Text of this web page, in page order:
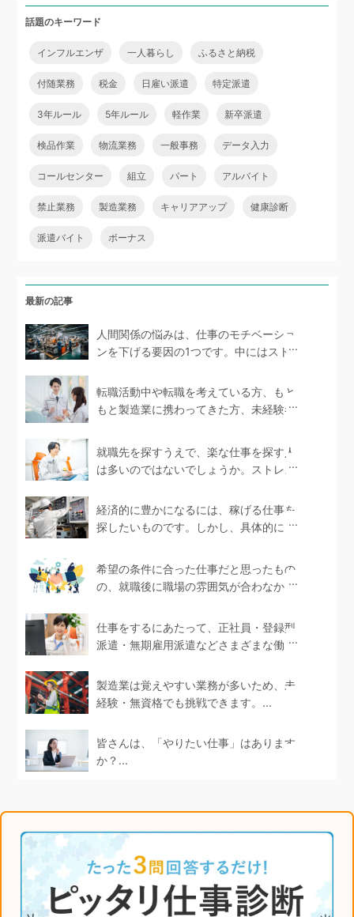
話題のキーワード
インフルエンザ 一人暮らし ふるさと納税
付随業務 税金 日雇い派遣 特定派遣
3年ルール 5年ルール 軽作業 新卒派遣
検品作業 物流業務 一般事務 データ入力
コールセンター 組立 パート アルバイト
禁止業務 製造業務 キャリアアップ 健康診断
派遣バイト ボーナス
最新の記事
人間関係の悩みは、仕事のモチベーショ
ンを下げる要因の1つです。中にはストレ
転職活動中や転職を考えている方、もと
もと製造業に携わってきた方、未経験者
就職先を探すうえで、楽な仕事を探す人
は多いのではないでしょうか。ストレス
経済的に豊かになるには、稼げる仕事を
探したいものです。しかし、具体的にど
希望の条件に合った仕事だと思ったもの
の、就職後に職場の雰囲気が合わなかっ
仕事をするにあたって、正社員・登録型
派遣・無期雇用派遣などさまざまな働き
製造業は覚えやすい業務が多いため、未
経験・無資格でも挑戦できます。...
皆さんは、「やりたい仕事」はあります
か？...